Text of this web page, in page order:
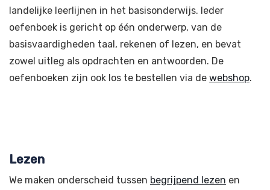
landelijke leerlijnen in het basisonderwijs. Ieder
oefenboek is gericht op één onderwerp, van de
basisvaardigheden taal, rekenen of lezen, en bevat
zowel uitleg als opdrachten en antwoorden. De
oefenboeken zijn ook los te bestellen via de webshop.
Lezen
We maken onderscheid tussen begrijpend lezen en